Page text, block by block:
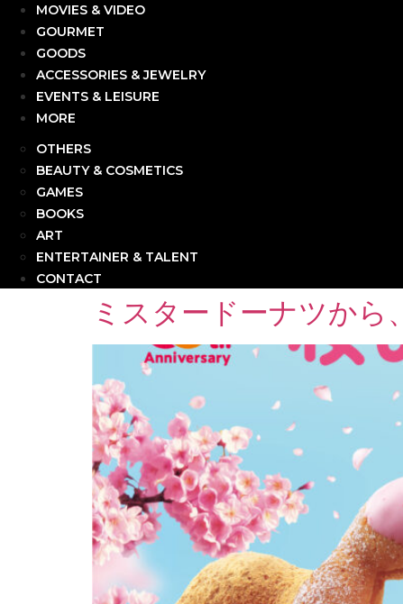
MOVIES & VIDEO
GOURMET
GOODS
ACCESSORIES & JEWELRY
EVENTS & LEISURE
MORE
OTHERS
BEAUTY & COSMETICS
GAMES
BOOKS
ART
ENTERTAINER & TALENT
CONTACT
ミスタードーナツから